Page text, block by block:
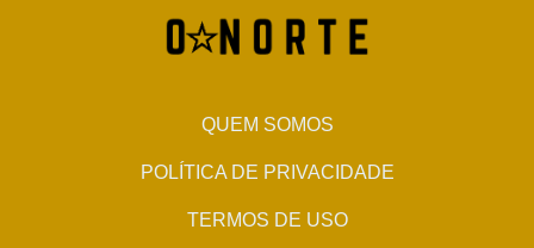
QUEM SOMOS
POLÍTICA DE PRIVACIDADE
TERMOS DE USO